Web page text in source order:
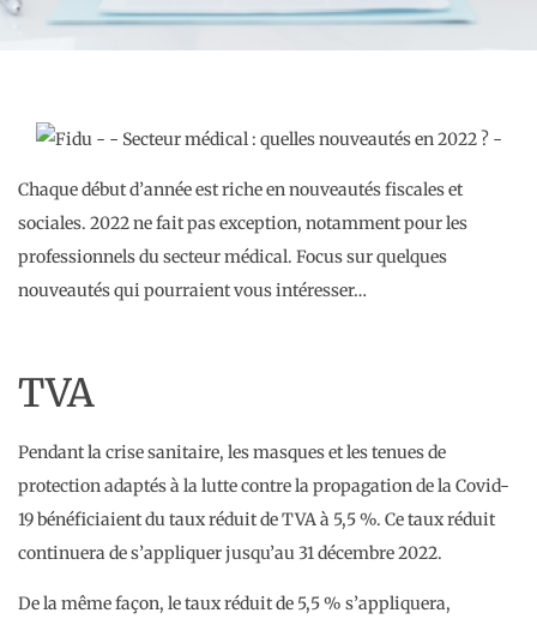
Chaque début d’année est riche en nouveautés fiscales et
sociales. 2022 ne fait pas exception, notamment pour les
professionnels du secteur médical. Focus sur quelques
nouveautés qui pourraient vous intéresser…
TVA
Pendant la crise sanitaire, les masques et les tenues de
protection adaptés à la lutte contre la propagation de la Covid-
19 bénéficiaient du taux réduit de TVA à 5,5 %. Ce taux réduit
continuera de s’appliquer jusqu’au 31 décembre 2022.
De la même façon, le taux réduit de 5,5 % s’appliquera,